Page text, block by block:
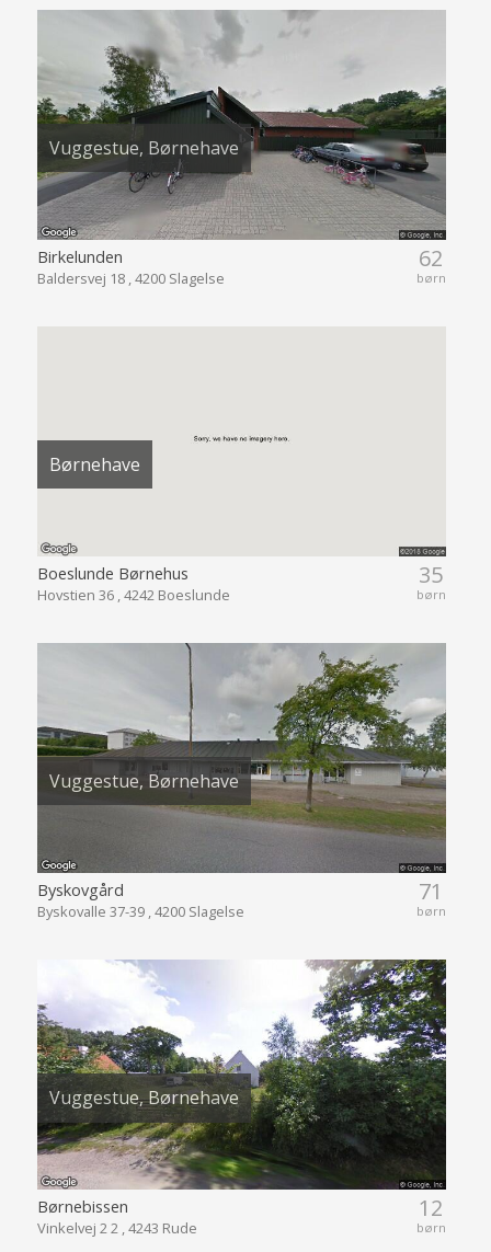
Vuggestue, Børnehave
62
børn
Birkelunden
Baldersvej 18 , 4200 Slagelse
Børnehave
35
børn
Boeslunde Børnehus
Hovstien 36 , 4242 Boeslunde
Vuggestue, Børnehave
71
børn
Byskovgård
Byskovalle 37-39 , 4200 Slagelse
Vuggestue, Børnehave
12
børn
Børnebissen
Vinkelvej 2 2 , 4243 Rude